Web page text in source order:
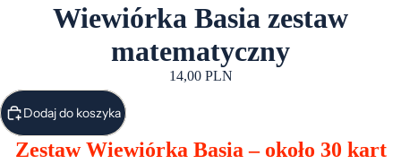
Wiewiórka Basia zestaw
matematyczny
14,00 PLN
Dodaj do koszyka
Zestaw Wiewiórka Basia – około 30 kart